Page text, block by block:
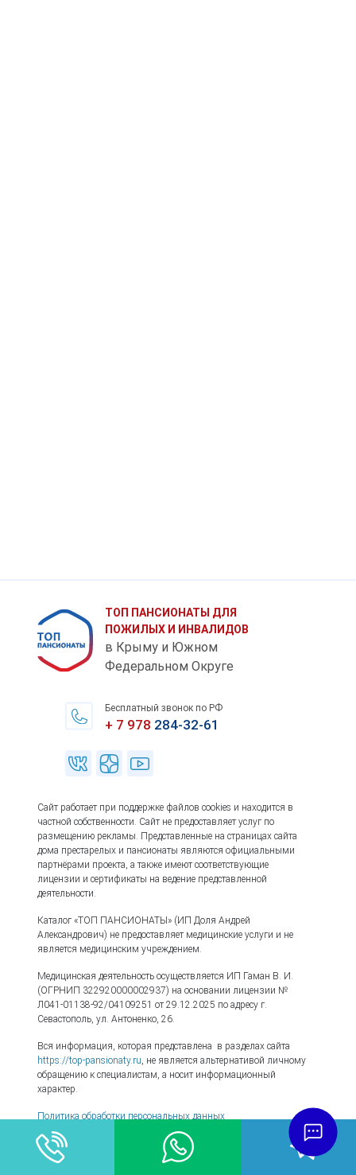
ТОП ПАНСИОНАТЫ ДЛЯ
ПОЖИЛЫХ И ИНВАЛИДОВ
в Крыму и Южном
Федеральном Округе
Бесплатный звонок по РФ
+ 7 978 284-32-61
Сайт работает при поддержке файлов cookies и находится в
частной собственности. Сайт не предоставляет услуг по
размещению рекламы. Представленные на страницах сайта
дома престарелых и пансионаты являются официальными
партнёрами проекта, а также имеют соответствующие
лицензии и сертификаты на ведение представленной
деятельности.
Каталог «ТОП ПАНСИОНАТЫ» (ИП Доля Андрей
Александрович) не предоставляет медицинские услуги и не
является медицинским учреждением.
Медицинская деятельность осуществляется ИП Гаман В. И.
(ОГРНИП 322920000002937) на основании лицензии №
Л041-01138-92/04109251 от 29.12.2025 по адресу г.
Севастополь, ул. Антоненко, 26.
Вся информация, которая представлена в разделах сайта
https://top-pansionaty.ru, не является альтернативой личному
обращению к специалистам, а носит информационный
характер.
Политика обработки персональных данных
Авторские и смежные права
Согласие с рассылкой
Отказ от ответственности